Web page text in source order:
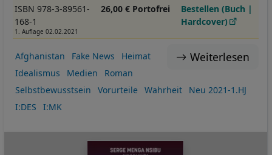
ISBN 978-3-89561-
168-1
1. Auflage 02.02.2021
26,00 € Portofrei
Bestellen (Buch |
Hardcover)
Weiterlesen
Afghanistan Fake News
Heimat
Idealismus
Medien
Roman
Selbstbewusstsein
Vorurteile Wahrheit
Neu 2021-1.HJ
I:DES
I:MK